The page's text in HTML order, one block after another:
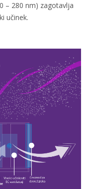
– 280 nm) zagotavlja
učinek.